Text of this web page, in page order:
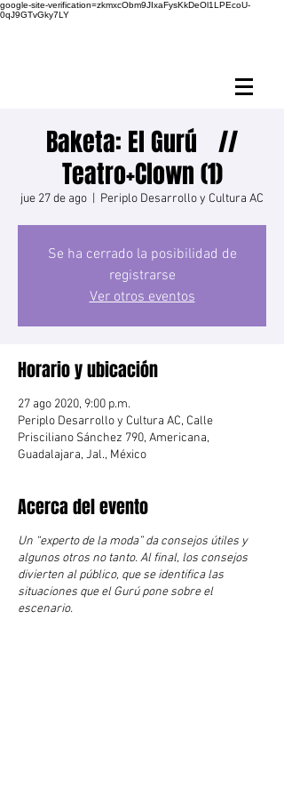
google-site-verification=zkmxcObm9JIxaFysKkDeOl1LPEcoU-
0qJ9GTvGky7LY
Baketa: El Gurú //
Teatro+Clown (1)
jue 27 de ago Periplo Desarrollo y Cultura AC
Se ha cerrado la posibilidad de
registrarse
Ver otros eventos
Horario y ubicación
27 ago 2020, 9:00 p.m.
Periplo Desarrollo y Cultura AC, Calle
Prisciliano Sánchez 790, Americana,
Guadalajara, Jal., México
Acerca del evento
Un “experto de la moda” da consejos útiles y
algunos otros no tanto. Al final, los consejos
divierten al público, que se identifica las
situaciones que el Gurú pone sobre el
escenario.